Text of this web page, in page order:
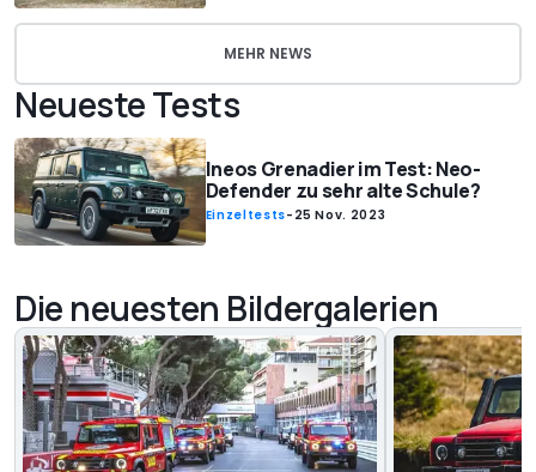
MEHR NEWS
Neueste Tests
Ineos Grenadier im Test: Neo-
Defender zu sehr alte Schule?
Einzeltests- 25 Nov. 2023
Die neuesten Bildergalerien